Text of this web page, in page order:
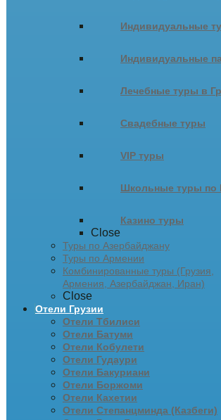
Индивидуальные
Индивидуальные
Лечебные туры в
Свадебные туры
VIP туры
Школьные туры по
Казино туры
Close
Туры по Азербайджану
Туры по Армении
Комбинированные туры (Грузия,
Армения, Азербайджан, Иран)
Close
Отели Грузии
Отели Тбилиси
Отели Батуми
Отели Кобулети
Отели Гудаури
Отели Бакуриани
Отели Боржоми
Отели Кахетии
Отели Степанцминда (Казбеги)